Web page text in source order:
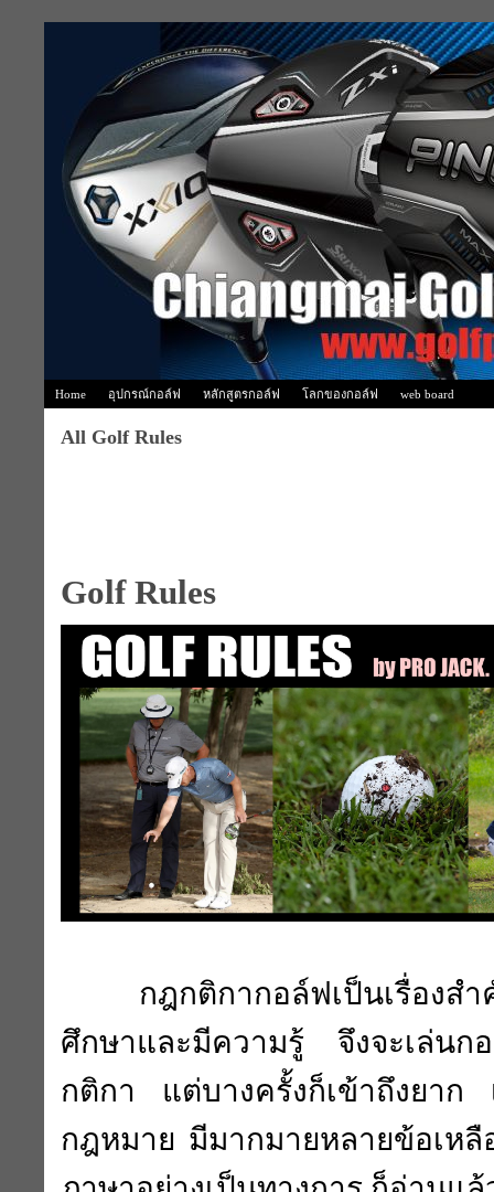
Home อุปกรณ์กอล์ฟ หลักสูตรกอล์ฟ โลกของกอล์ฟ web board
All Golf Rules
Golf Rules
กฎกติกากอล์ฟเป็นเรื่องสำ
ศึกษาและมีความรู้ จึงจะเล่นก
กติกา แต่บางครั้งก็เข้าถึงยาก
กฎหมาย มีมากมายหลายข้อเหลื